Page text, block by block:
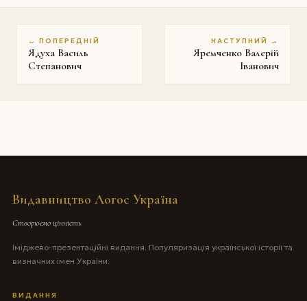
← ПОПЕРЕДНІЙ
Ядуха Василь
Степанович
НАСТУПНИЙ →
Яремченко Валерій
Іванович
Видавництво Логос Україна
Створюємо цінність
Іміджево-презентаційні видання. Популяризація української історії та
визначних імен України.
ВИДАННЯ